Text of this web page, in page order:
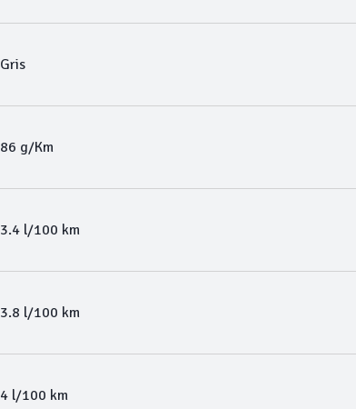
Gris
86 g/Km
3.4 l/100 km
3.8 l/100 km
4 l/100 km